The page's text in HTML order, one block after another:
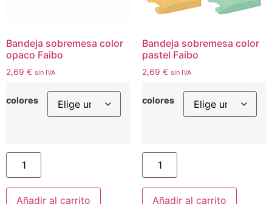
Bandeja sobremesa color
opaco Faibo
2,69 € sin IVA
colores
Añadir al carrito
Bandeja sobremesa color
pastel Faibo
2,69 € sin IVA
colores
Añadir al carrito